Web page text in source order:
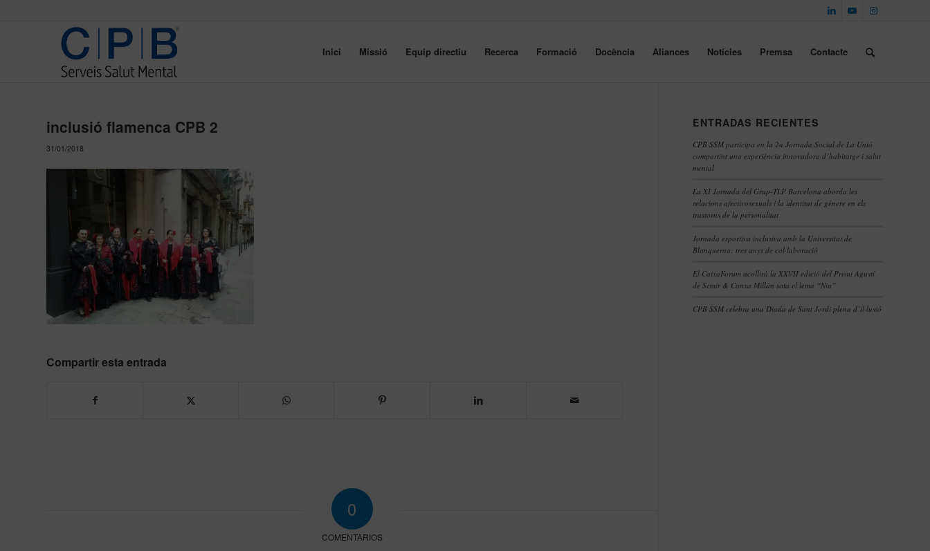
Inici Missió Equip directiu Recerca Formació Docència Aliances Notícies Premsa Contacte
inclusió flamenca CPB 2
31/01/2018
Compartir esta entrada
0
COMENTARIOS
ENTRADAS RECIENTES
CPB SSM participa en la 2a Jornada Social de La Unió
compartint una experiència innovadora d’habitatge i salut
mental
La XI Jornada del Grup-TLP Barcelona aborda les
relacions afectivosexuals i la identitat de gènere en els
trastorns de la personalitat
Jornada esportiva inclusiva amb la Universitat de
Blanquerna: tres anys de col·laboració
El CaixaForum acollirà la XXVII edició del Premi Agustí
de Semir & Conxa Millán sota el lema “Niu”
CPB SSM celebra una Diada de Sant Jordi plena d’il·lusió